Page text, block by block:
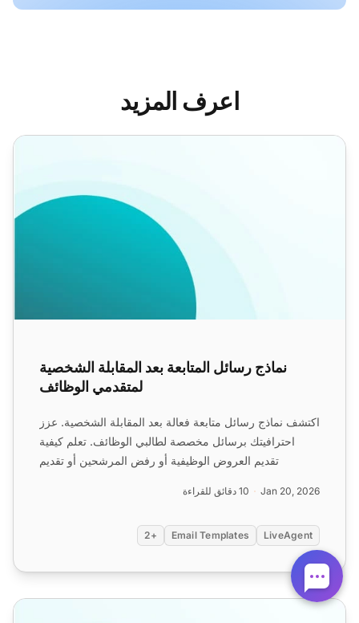
اعرف المزيد
نماذج رسائل المتابعة بعد المقابلة الشخصية لمتقدمي الوظائف
نماذج رسائل المتابعة بعد المقابلة الشخصية
لمتقدمي الوظائف
اكتشف نماذج رسائل متابعة فعالة بعد المقابلة الشخصية. عزز
احترافيتك برسائل مخصصة لطالبي الوظائف. تعلم كيفية
تقديم العروض الوظيفية أو رفض المرشحين أو تقديم
Jan 20, 2026 10 دقائق للقراءة
LiveAgent
Email Templates
+2
قوالب البريد الإلكتروني للمتابعة بعد المقابلة